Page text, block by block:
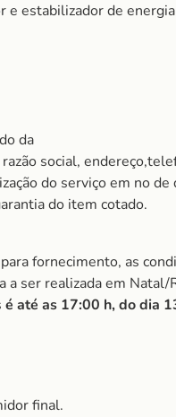
e estabilizador de
da
social,
do serviço em no de
do item cotado.
fornecimento, as
ser realizada em Natal/
é até as 17:00 h, do dia
final.